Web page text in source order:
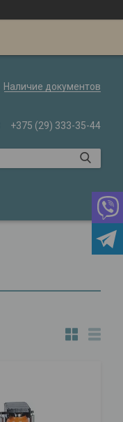
Наличие документов
+375 (29) 333-35-44